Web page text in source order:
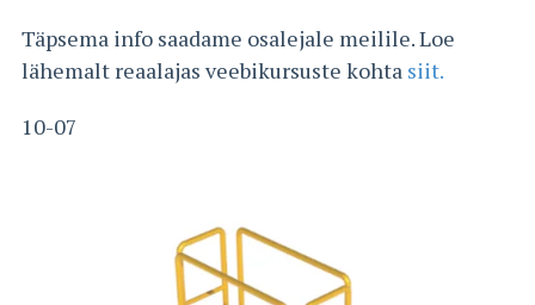
Täpsema info saadame osalejale meilile. Loe
lähemalt reaalajas veebikursuste kohta siit.
10-07